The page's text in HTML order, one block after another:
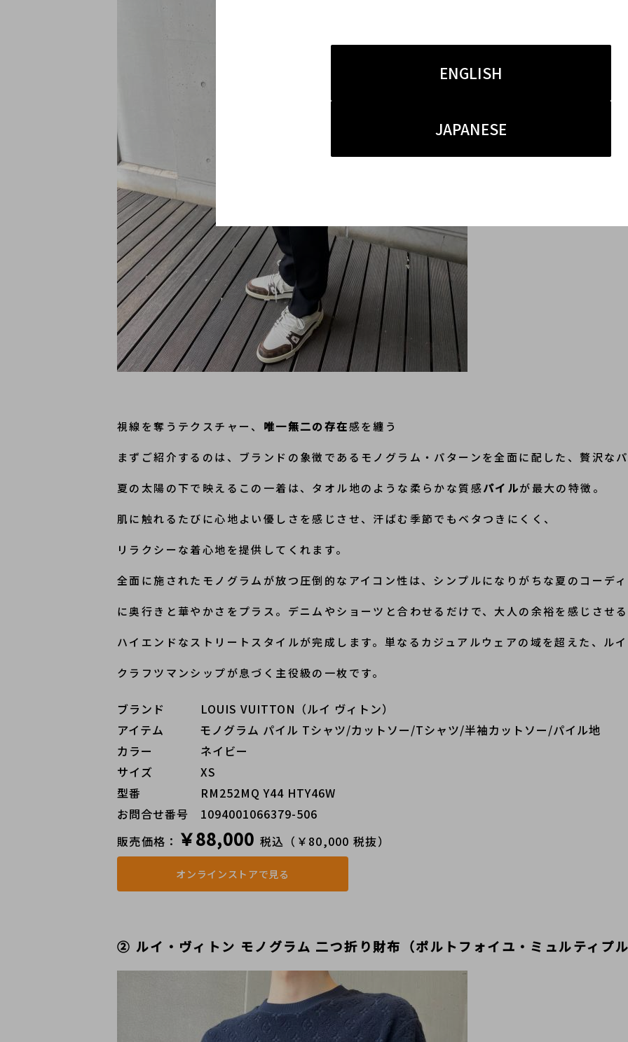
ENGLISH
JAPANESE
視線を奪うテクスチャー、 唯一無二の存在感を纏う
まずご紹介するのは、ブランドの象徴であるモノグラム・パターンを全面に配した、贅沢な
夏の太陽の下で映えるこの一着は、タオル地のような柔らかな質感パイルが最大の特徴。
肌に触れるたびに心地よい優しさを感じさせ、汗ばむ季節でもベタつきにくく、
リラクシーな着心地を提供してくれます。
全面に施されたモノグラムが放つ圧倒的なアイコン性は、シンプルになりがちな夏のコーデ
に奥行きと華やかさをプラス。デニムやショーツと合わせるだけで、大人の余裕を感じさせる
ハイエンドなストリートスタイルが完成します。単なるカジュアルウェアの域を超えた、ル
クラフツマンシップが息づく主役級の一枚です。
ブランド   LOUIS VUITTON（ルイ ヴィトン）
アイテム   モノグラム パイル Tシャツ/カットソー/Tシャツ/半袖カットソー/パイル地
カラー    ネイビー
サイズ    XS
型番     RM252MQ Y44 HTY46W
お問合せ番号 1094001066379-506
販売価格： ￥88,000 税込（￥80,000 税抜）
オンラインストアで見る
② ルイ・ヴィトン モノグラム 二つ折り財布（ポルトフォイユ・ミュルティプ